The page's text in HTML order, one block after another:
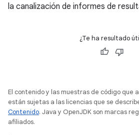
la canalización de informes de
¿Te ha resultado
El contenido y las muestras de código que
están sujetas a las licencias que se
Contenido. Java y OpenJDK son marcas
afiliados.